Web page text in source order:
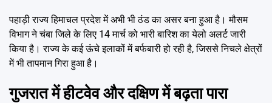
पहाड़ी राज्य हिमाचल प्रदेश में अभी भी ठंड का असर बना हुआ है। मौसम
विभाग ने चंबा जिले के लिए 14 मार्च को भारी बारिश का येलो अलर्ट जारी
किया है। राज्य के कई ऊंचे इलाकों में बर्फबारी हो रही है, जिससे निचले क्षेत्रों
में भी तापमान गिरा हुआ है।
गुजरात में हीटवेव और दक्षिण में बढ़ता पारा